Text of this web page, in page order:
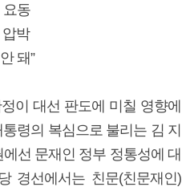
동
박
돼”
이 대선 판도에 미칠 영향에
령의 복심으로 불리는 김 지
선 문재인 정부 정통성에 대
경선에서는 친문(친문재인)